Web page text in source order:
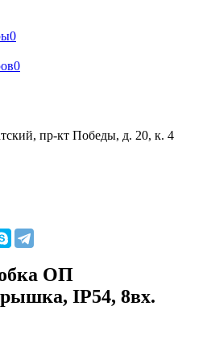
0
0
пр-кт Победы, д. 20, к. 4
ОП
IP54, 8вх.